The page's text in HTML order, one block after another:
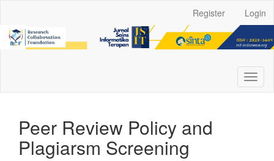
Main
Content
Register Login
Peer Review Policy and
Plagiarsm Screening